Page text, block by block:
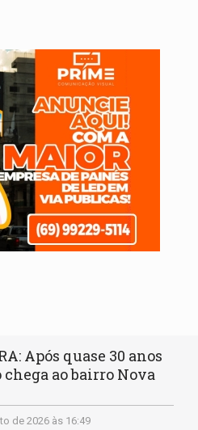
Após quase 30 anos
chega ao bairro Nova
de 2026 às 16:49